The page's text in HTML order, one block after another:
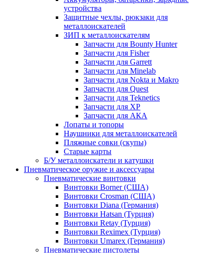
устройства
Защитные чехлы, рюкзаки для
металлоискателей
ЗИП к металлоискателям
Запчасти для Bounty Hunter
Запчасти для Fisher
Запчасти для Garrett
Запчасти для Minelab
Запчасти для Nokta и Makro
Запчасти для Quest
Запчасти для Teknetics
Запчасти для XP
Запчасти для АКА
Лопаты и топоры
Наушники для металлоискателей
Пляжные совки (скупы)
Старые карты
Б/У металлоискатели и катушки
Пневматическое оружие и аксессуары
Пневматические винтовки
Винтовки Borner (США)
Винтовки Crosman (США)
Винтовки Diana (Германия)
Винтовки Hatsan (Турция)
Винтовки Retay (Турция)
Винтовки Reximex (Турция)
Винтовки Umarex (Германия)
Пневматические пистолеты